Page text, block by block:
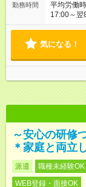
勤務時間
平均労働
17:00～翌8:30 ※宿直をシフトにより勤務し
10日～12日勤務
トにより
気になる！
～安心の研修
＊家庭と両立
派遣 職種未経験OK
WEB登録・面接OK